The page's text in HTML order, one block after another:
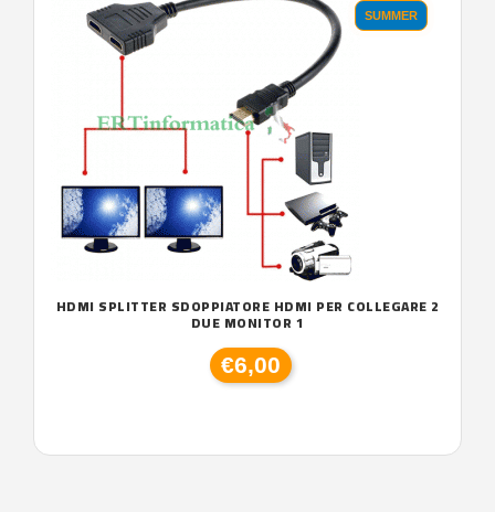
SUMMER
HDMI SPLITTER SDOPPIATORE HDMI PER COLLEGARE 2
DUE MONITOR 1
€6,00